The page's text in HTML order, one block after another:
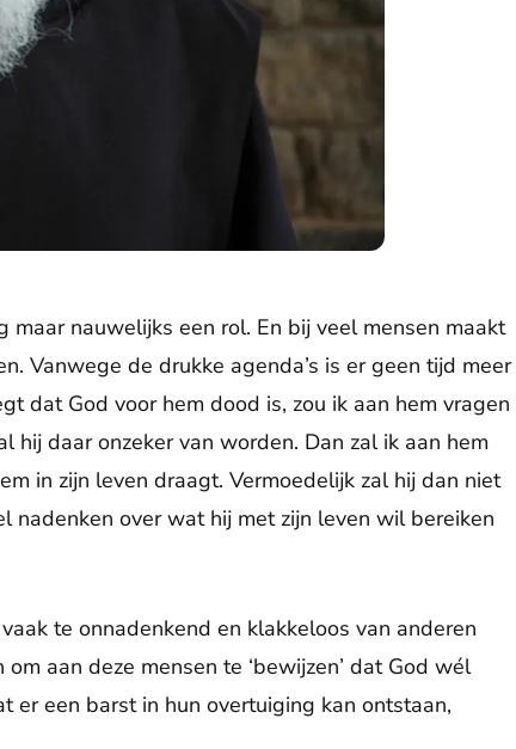
nauwelijks een rol. En bij veel mensen maakt
Vanwege de drukke agenda’s is er geen tijd meer
dat God voor hem dood is, zou ik aan hem vragen
hij daar onzeker van worden. Dan zal ik aan hem
in zijn leven draagt. Vermoedelijk zal hij dan niet
nadenken over wat hij met zijn leven wil bereiken
te onnadenkend en klakkeloos van anderen
aan deze mensen te ‘bewijzen’ dat God wél
er een barst in hun overtuiging kan ontstaan,